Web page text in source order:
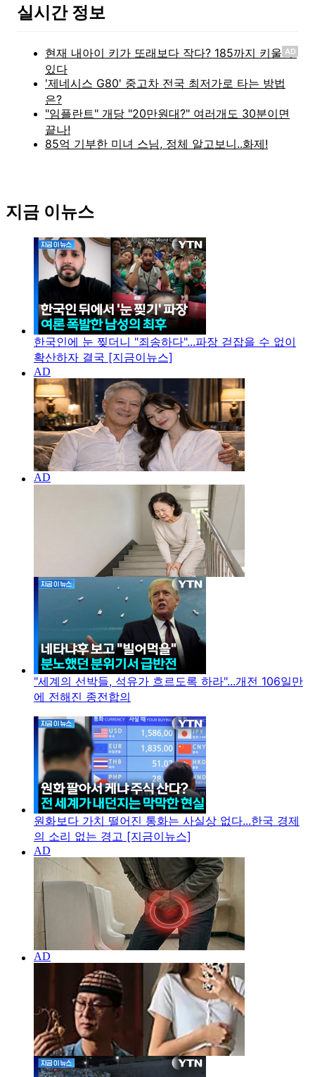
실시간 정보
AD
지금 이뉴스
한국인에 눈 찢더니 "죄송하다"...파장 걷잡을 수 없이
확산하자 결국 [지금이뉴스]
"세계의 선박들, 석유가 흐르도록 하라"...개전 106일만
에 전해진 종전합의
원화보다 가치 떨어진 통화는 사실상 없다...한국 경제
의 소리 없는 경고 [지금이뉴스]